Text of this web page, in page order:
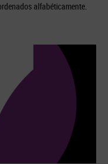
alfabéticamente.